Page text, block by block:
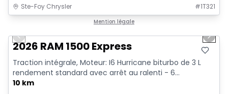
Ste-Foy Chrysler #1T321
Mention légale
Previous slide Next
2026 RAM 1500 Express
Traction intégrale, Moteur: I6 Hurricane biturbo de 3 L
rendement standard avec arrêt au ralenti - 6...
10 km